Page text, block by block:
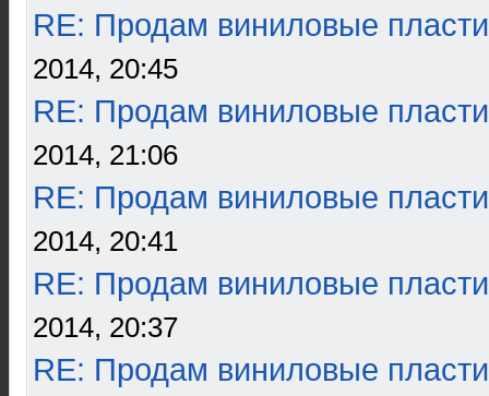
RE: Продам виниловые
2014, 20:45
RE: Продам виниловые
2014, 21:06
RE: Продам виниловые
2014, 20:41
RE: Продам виниловые
2014, 20:37
RE: Продам виниловые